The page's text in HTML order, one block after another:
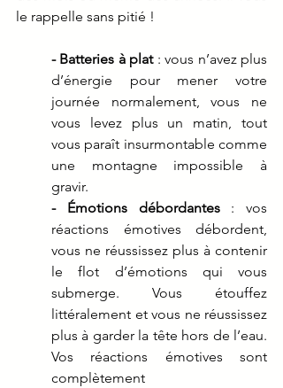
le rappelle sans pitié !
- Batteries à plat : vous n’avez plus
d’énergie pour mener votre
journée normalement, vous ne
vous levez plus un matin, tout
vous paraît insurmontable comme
une montagne impossible à
gravir.
- Émotions débordantes : vos
réactions émotives débordent,
vous ne réussissez plus à contenir
le flot d’émotions qui vous
submerge. Vous étouffez
littéralement et vous ne réussissez
plus à garder la tête hors de l’eau.
Vos réactions émotives sont
complètement